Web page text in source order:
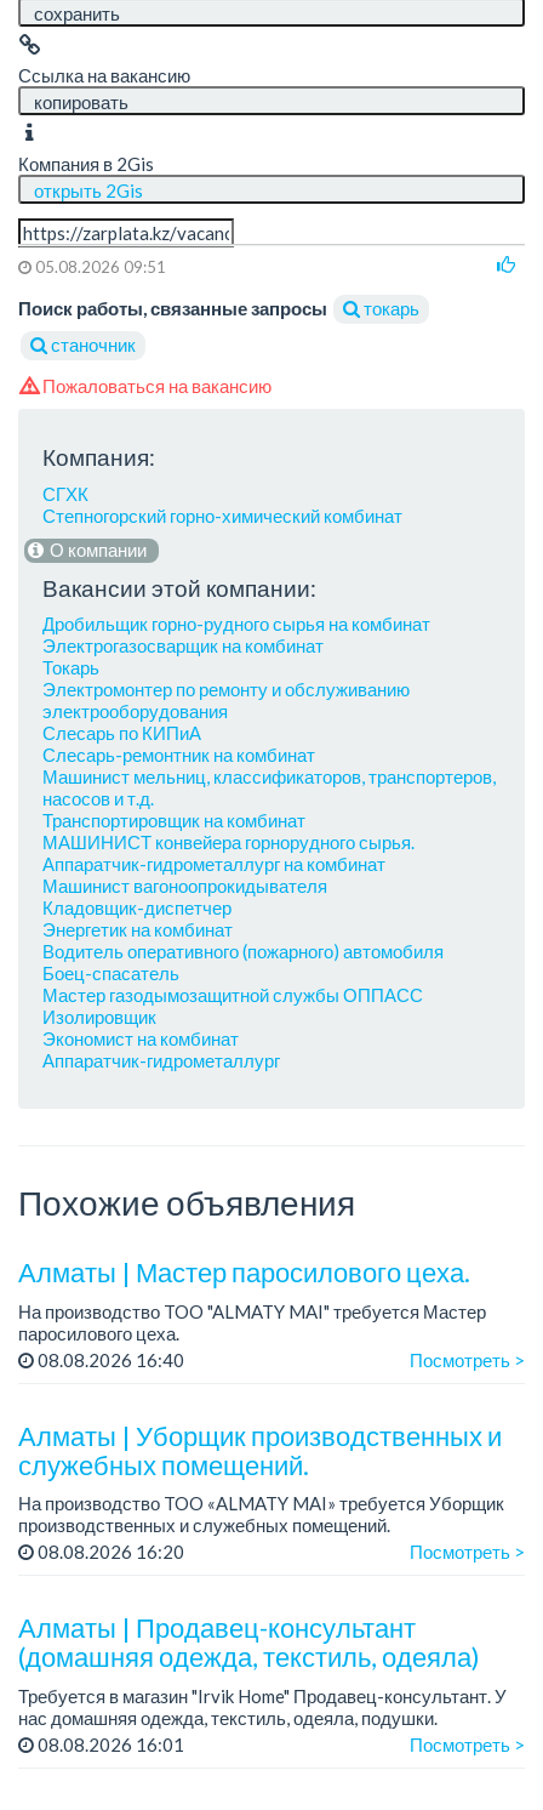
сохранить
Ссылка на вакансию
копировать
Компания в 2Gis
открыть 2Gis
05.08.2026 09:51
Поиск работы, связанные запросы
токарь
станочник
Пожаловаться на вакансию
Компания:
СГХК
Степногорский горно-химический комбинат
О компании
Вакансии этой компании:
Дробильщик горно-рудного сырья на комбинат
Электрогазосварщик на комбинат
Токарь
Электромонтер по ремонту и обслуживанию
электрооборудования
Слесарь по КИПиА
Слесарь-ремонтник на комбинат
Машинист мельниц, классификаторов, транспортеров,
насосов и т.д.
Транспортировщик на комбинат
МАШИНИСТ конвейера горнорудного сырья.
Аппаратчик-гидрометаллург на комбинат
Машинист вагоноопрокидывателя
Кладовщик-диспетчер
Энергетик на комбинат
Водитель оперативного (пожарного) автомобиля
Боец-спасатель
Мастер газодымозащитной службы ОППАСС
Изолировщик
Экономист на комбинат
Аппаратчик-гидрометаллург
Похожие объявления
Алматы | Мастер паросилового цеха.
На производство TOO "ALMATY MAI" требуется Мастер
паросилового цеха.
Зарплата: до 393 000 тенге в месяц.
08.08.2026 16:40 Посмотреть >
Алматы | Уборщик производственных и
служебных помещений.
На производство TOO «ALMATY MAI» требуется Уборщик
производственных и служебных помещений.
Зарплата: от 219 000 тенге на руки.
08.08.2026 16:20 Посмотреть >
Алматы | Продавец-консультант
(домашняя одежда, текстиль, одеяла)
Требуется в магазин "Irvik Home" Продавец-консультант. У
нас домашняя одежда, текстиль, одеяла, подушки.
График работы: 4/2, с 10:00 до 20:00.
08.08.2026 16:01 Посмотреть >